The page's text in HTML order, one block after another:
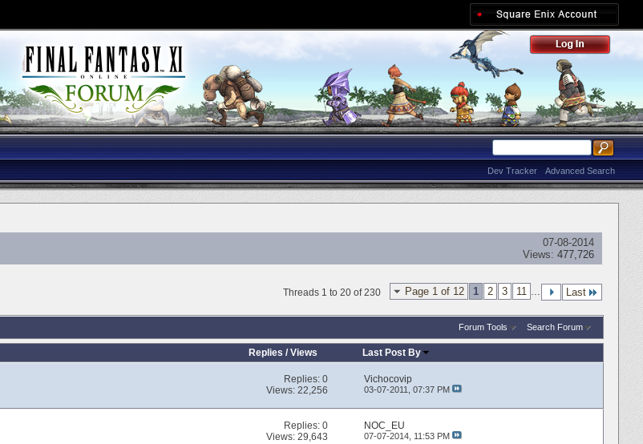
Advanced Search
Dev Tracker
07-08-2014
Views: 477,726
Page 1 of 12 1 2 3 11 ... Last
Threads 1 to 20 of 230
Forum Tools Search Forum
Replies /Views Last Post By
Replies:0
Views: 22,256
Vichocovip
03-07-2011, 07:37 PM
Replies:0
Views: 29,643
NOC_EU
07-07-2014, 11:53 PM